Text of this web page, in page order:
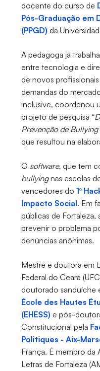
docente do curso de
Pós-Graduação em
(PPGD) da
A pedagoga já
entre tecnologia e
de novos
demandas do
inclusive, coordenou
projeto de pesquisa “
Prevenção de
que resultou na
O software, que tem
bullyingnas escolas
vencedores do 1º
Impacto Social. Em
públicas de Fortaleza,
prevenir o problema
denúncias anônimas.
Mestre e doutora em
Federal do Ceará
doutorado sanduíche
École des Hautes
(EHESS) e pós-
Constitucional pela
Politiques - Aix-
França. É membro da
Letras de Fortaleza